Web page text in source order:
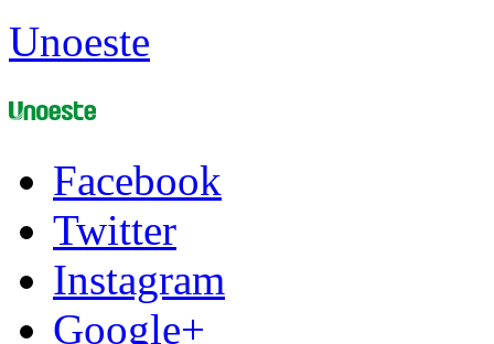
Unoeste
Facebook
Twitter
Instagram
Google+